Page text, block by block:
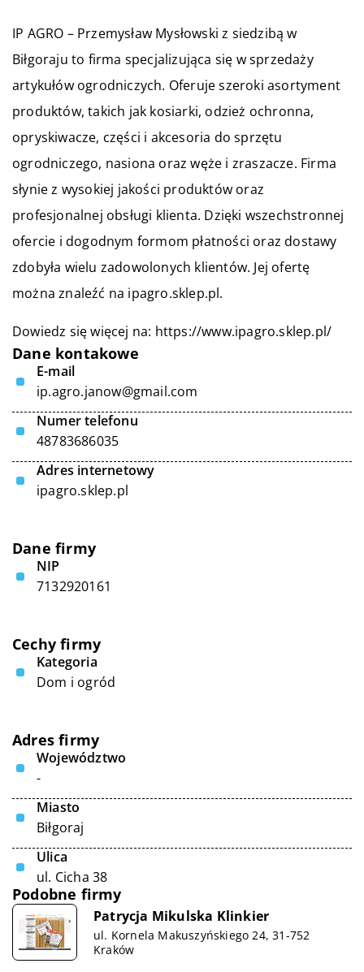
IP AGRO – Przemysław Mysłowski z siedzibą w
Biłgoraju to firma specjalizująca się w sprzedaży
artykułów ogrodniczych. Oferuje szeroki asortyment
produktów, takich jak kosiarki, odzież ochronna,
opryskiwacze, części i akcesoria do sprzętu
ogrodniczego, nasiona oraz węże i zraszacze. Firma
słynie z wysokiej jakości produktów oraz
profesjonalnej obsługi klienta. Dzięki wszechstronnej
ofercie i dogodnym formom płatności oraz dostawy
zdobyła wielu zadowolonych klientów. Jej ofertę
można znaleźć na ipagro.sklep.pl.
Dowiedz się więcej na: https://www.ipagro.sklep.pl/
Dane kontakowe
E-mail
ip.agro.janow@gmail.com
Numer telefonu
48783686035
Adres internetowy
ipagro.sklep.pl
Dane firmy
NIP
7132920161
Cechy firmy
Kategoria
Dom i ogród
Adres firmy
Województwo
-
Miasto
Biłgoraj
Ulica
ul. Cicha 38
Podobne firmy
Patrycja Mikulska Klinkier
ul. Kornela Makuszyńskiego 24, 31-752
Kraków